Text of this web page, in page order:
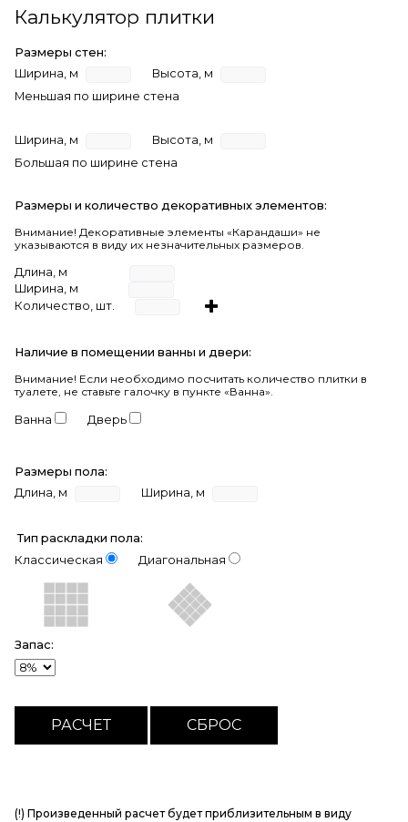
Калькулятор плитки
Размеры стен:
Ширина, м
Высота, м
Меньшая по ширине стена
Ширина, м
Высота, м
Большая по ширине стена
Размеры и количество декоративных элементов:
Внимание! Декоративные элементы «Карандаши» не
указываются в виду их незначительных размеров.
Длина, м
Ширина, м
Количество, шт.
Наличие в помещении ванны и двери:
Внимание! Если необходимо посчитать количество плитки в
туалете, не ставьте галочку в пункте «Ванна».
Ванна Дверь
Размеры пола:
Длина, м
Ширина, м
Тип раскладки пола:
Классическая
Диагональная
Запас:
(!) Произведенный расчет будет приблизительным в виду